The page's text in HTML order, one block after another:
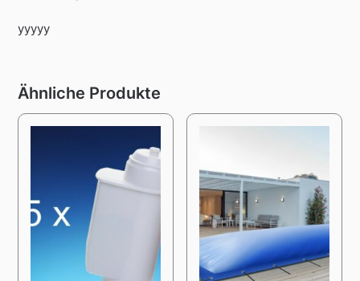
yyyyy
Ähnliche Produkte